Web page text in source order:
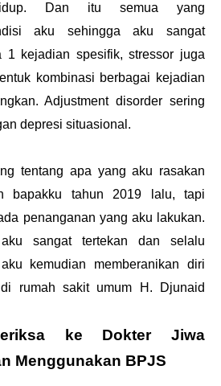
Dan itu semua yang
aku sehingga aku sangat
1 kejadian spesifik, stressor juga
kombinasi berbagai kejadian
Adjustment disorder sering
depresi situasional.
tentang apa yang aku rasakan
bapakku tahun 2019 lalu, tapi
penanganan yang aku lakukan.
sangat tertekan dan selalu
kemudian memberanikan diri
rumah sakit umum H. Djunaid
ke Dokter Jiwa
Menggunakan BPJS